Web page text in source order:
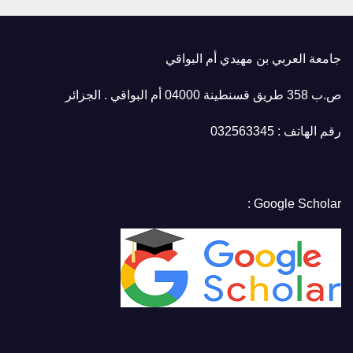
جامعة العربي بن مهيدي أم البواقي
ص.ب 358 طريق قسنطينة 04000 أم البواقي . الجزائر
رقم الهاتف : 032563345
Google Scholar :